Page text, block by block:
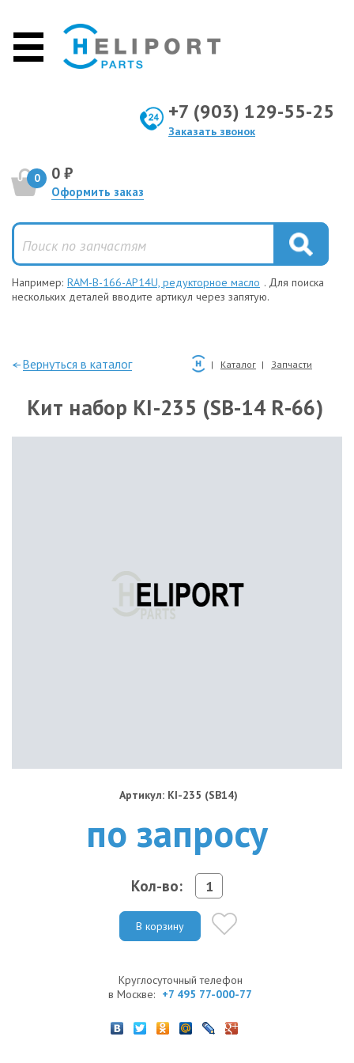
+7 (903) 129-55-25
Заказать звонок
0 0 ₽
Оформить заказ
Например: RAM-B-166-AP14U, редукторное масло . Для поиска
нескольких деталей вводите артикул через запятую.
—Вернуться в каталог Каталог Запчасти
Кит набор KI-235 (SB-14 R-66)
Артикул: KI-235 (SB14)
по запросу
Кол-во:
В корзину
Круглосуточный телефон
в Москве: +7 495 77-000-77